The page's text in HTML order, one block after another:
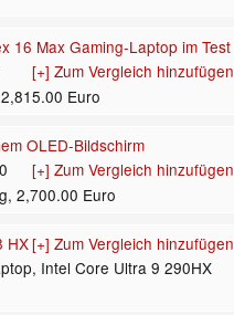
16 Max Gaming-Laptop im Test
[+] Zum Vergleich hinzufügen
Euro
OLED-Bildschirm
[+] Zum Vergleich hinzufügen
2,700.00 Euro
HX[+] Zum Vergleich hinzufügen
Intel Core Ultra 9 290HX